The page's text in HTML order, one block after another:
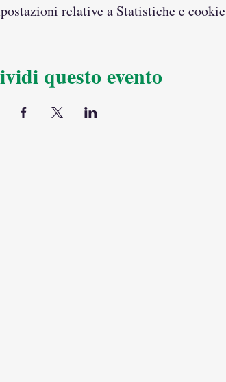
relative a Statistiche e
questo evento